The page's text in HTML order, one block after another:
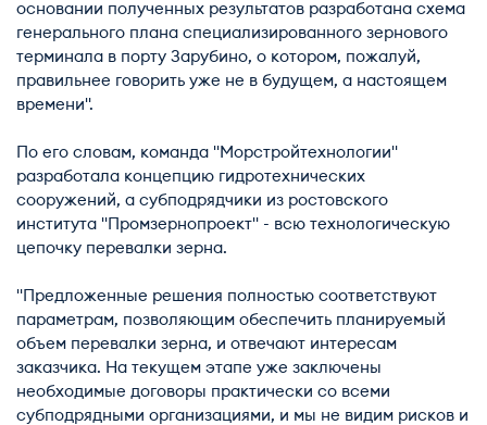
основании полученных результатов разработана схема
генерального плана специализированного зернового
терминала в порту Зарубино, о котором, пожалуй,
правильнее говорить уже не в будущем, а настоящем
времени".
По его словам, команда "Морстройтехнологии"
разработала концепцию гидротехнических
сооружений, а субподрядчики из ростовского
института "Промзернопроект" - всю технологическую
цепочку перевалки зерна.
"Предложенные решения полностью соответствуют
параметрам, позволяющим обеспечить планируемый
объем перевалки зерна, и отвечают интересам
заказчика. На текущем этапе уже заключены
необходимые договоры практически со всеми
субподрядными организациями, и мы не видим рисков и